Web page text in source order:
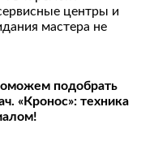
центры и
мастера не
подобрать
«Кронос»: техника